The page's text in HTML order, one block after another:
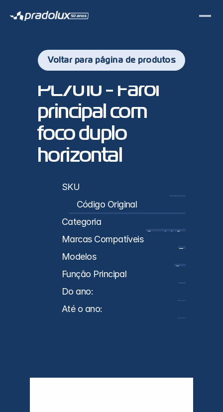
Voltar para página de produtos
PL7010 - Farol
principal com
foco duplo
horizontal
SKU
Código Original
1C45-13005-SCA / 1C45-13006-SCA
Categoria
Caminhões
Marcas Compatíveis
Ford
Modelos
Cargo
Função Principal
Do ano:
Até o ano: